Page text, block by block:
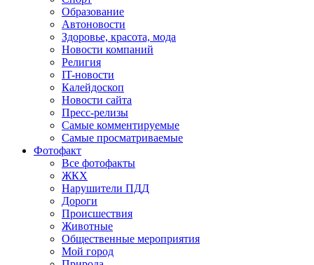
Образование
Автоновости
Здоровье, красота, мода
Новости компаний
Религия
IT-новости
Калейдоскоп
Новости сайта
Пресс-релизы
Самые комментируемые
Самые просматриваемые
Фотофакт
Все фотофакты
ЖКХ
Нарушители ПДД
Дороги
Происшествия
Животные
Общественные мероприятия
Мой город